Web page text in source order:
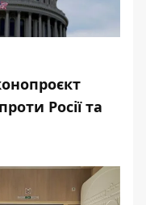
Росії та